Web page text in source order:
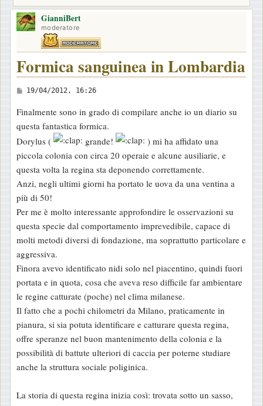
GianniBert
moderatore
Formica sanguinea in Lombardia
M
s
s
a
g
g
i
o
19/04/2012, 16:26
Finalmente sono in grado di compilare anche io un diario su
questa fantastica formica.
Dorylus (
grande!
) mi ha affidato una
piccola colonia con circa 20 operaie e alcune ausiliarie, e
questa volta la regina sta deponendo correttamente.
Anzi, negli ultimi giorni ha portato le uova da una ventina a
più di 50!
Per me è molto interessante approfondire le osservazioni su
questa specie dal comportamento imprevedibile, capace di
molti metodi diversi di fondazione, ma soprattutto particolare e
aggressiva.
Finora avevo identificato nidi solo nel piacentino, quindi fuori
portata e in quota, cosa che aveva reso difficile far ambientare
le regine catturate (poche) nel clima milanese.
Il fatto che a pochi chilometri da Milano, praticamente in
pianura, si sia potuta identificare e catturare questa regina,
offre speranze nel buon mantenimento della colonia e la
possibilità di battute ulteriori di caccia per poterne studiare
anche la struttura sociale poliginica.
La storia di questa regina inizia così: trovata sotto un sasso,